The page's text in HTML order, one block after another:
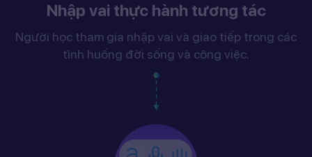
Nhập vai thực hành tương tác
Người học tham gia nhập vai và giao tiếp trong các
tình huống đời sống và công việc.